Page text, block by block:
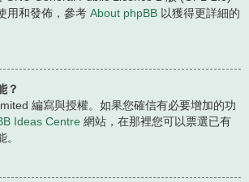
用和發佈，參考 About phpBB 以獲得更詳細的
？
編寫與授權。如果您確信有必要增加的功
Ideas Centre 網站，在那裡您可以票選已有